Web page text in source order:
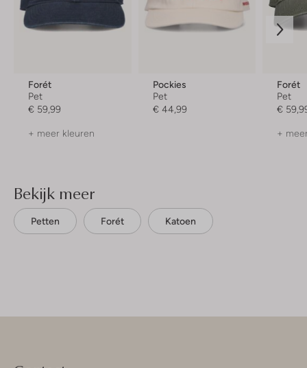
Forét
Pet
€ 59,99
+ meer kleuren
Pockies
Pet
€ 44,99
Forét
Pet
€
+
Bekijk meer
Petten Forét Katoen